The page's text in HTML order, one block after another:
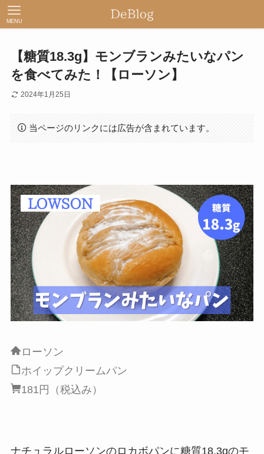
MENU
【糖質18.3g】モンブランみたいなパン
を食べてみた！【ローソン】
2024年1月25日
当ページのリンクには広告が含まれています。
ローソン
ホイップクリームパン
181円（税込み）
ナチュラルローソンのロカボパンに糖質18.3gのモ